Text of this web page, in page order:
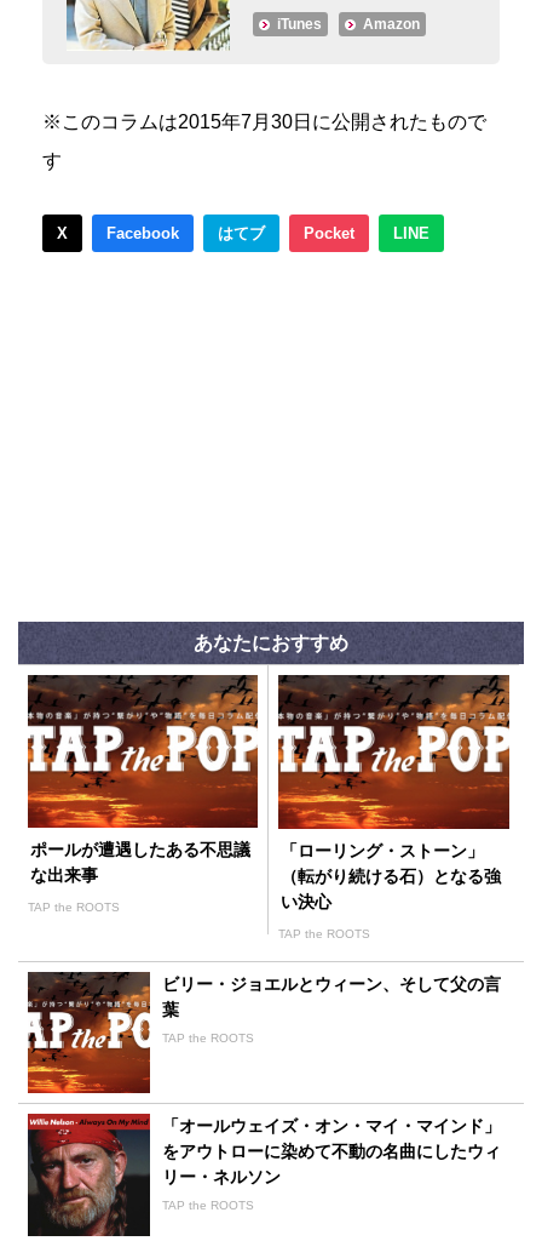
iTunes Amazon
※このコラムは2015年7月30日に公開されたもので
す
X Facebook はてブ Pocket LINE
あなたにおすすめ
ポールが遭遇したある不思議
な出来事
TAP the ROOTS
「ローリング・ストーン」
（転がり続ける石）となる強
い決心
TAP the ROOTS
ビリー・ジョエルとウィーン、そして父の言
葉
TAP the ROOTS
「オールウェイズ・オン・マイ・マインド」
をアウトローに染めて不動の名曲にしたウィ
リー・ネルソン
TAP the ROOTS